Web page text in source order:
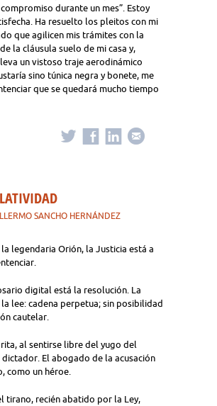
durante un mes”. Estoy
Ha resuelto los pleitos con mi
que agilicen mis trámites con la
la cláusula suelo de mi casa y,
un vistoso traje aerodinámico
sino túnica negra y bonete, me
que se quedará mucho tiempo
SANCHO HERNÁNDEZ
legendaria Orión, la Justicia está a
digital está la resolución. La
lee: cadena perpetua; sin posibilidad
cautelar.
al sentirse libre del yugo del
El abogado de la acusación
como un héroe.
tirano, recién abatido por la Ley,